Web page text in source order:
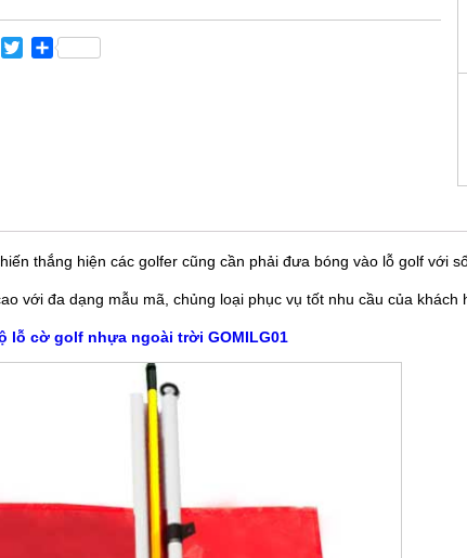
Facebook
TwitterShare
thắng hiện các golfer cũng cần phải đưa bóng vào lỗ golf với
với đa dạng mẫu mã, chủng loại phục vụ tốt nhu cầu của khách
lỗ cờ golf nhựa ngoài trời GOMILG01